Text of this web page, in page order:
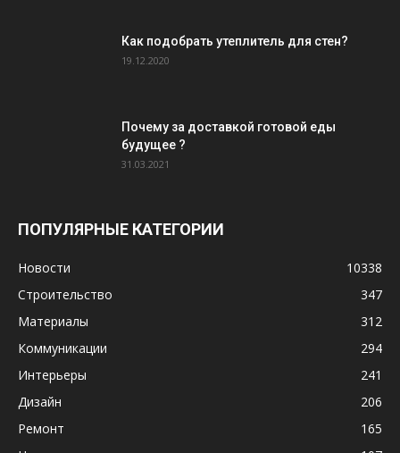
Как подобрать утеплитель для стен?
19.12.2020
Почему за доставкой готовой еды
будущее ?
31.03.2021
ПОПУЛЯРНЫЕ КАТЕГОРИИ
Новости
10338
Строительство
347
Материалы
312
Коммуникации
294
Интерьеры
241
Дизайн
206
Ремонт
165